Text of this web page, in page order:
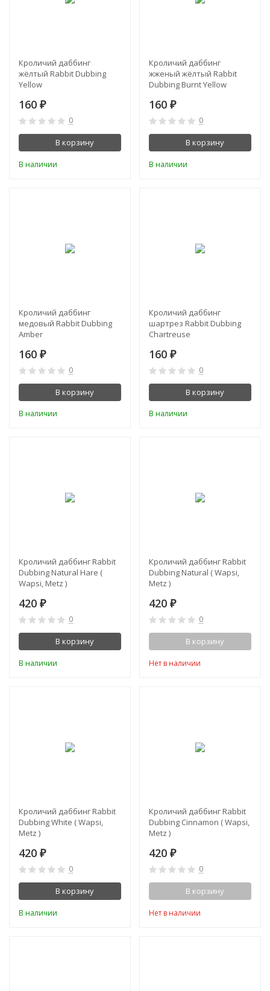
Кроличий даббинг
жёлтый Rabbit Dubbing
Yellow
160 ₽
0
В корзину
В наличии
Кроличий даббинг
жженый жёлтый Rabbit
Dubbing Burnt Yellow
160 ₽
0
В корзину
В наличии
Кроличий даббинг
медовый Rabbit Dubbing
Amber
160 ₽
0
В корзину
В наличии
Кроличий даббинг
шартрез Rabbit Dubbing
Chartreuse
160 ₽
0
В корзину
В наличии
Кроличий даббинг Rabbit
Dubbing Natural Hare (
Wapsi, Metz )
420 ₽
0
В корзину
В наличии
Кроличий даббинг Rabbit
Dubbing Natural ( Wapsi,
Metz )
420 ₽
0
В корзину
Нет в наличии
Кроличий даббинг Rabbit
Dubbing White ( Wapsi,
Metz )
420 ₽
0
В корзину
В наличии
Кроличий даббинг Rabbit
Dubbing Cinnamon ( Wapsi,
Metz )
420 ₽
0
В корзину
Нет в наличии